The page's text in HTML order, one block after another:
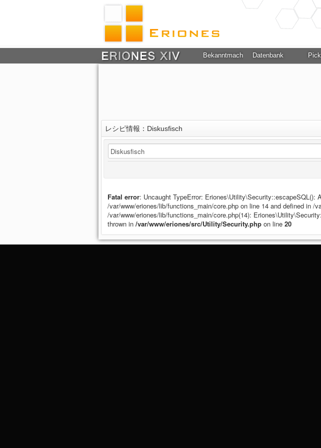
Bekanntmachung Datenbank
レシピ情報：Diskusfisch
Fatal error: Uncaught TypeError:
/var/www/eriones/lib/functions_main/core.php on line 14 and defined in
/var/www/eriones/lib/functions_main/core.php(14):
thrown in /var/www/eriones/src/Utility/Security.php on line 20